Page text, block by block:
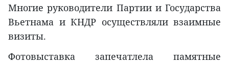
Многие руководители Партии и Государства
Вьетнама и КНДР осуществляли взаимные
визиты.
Фотовыставка запечатлела памятные